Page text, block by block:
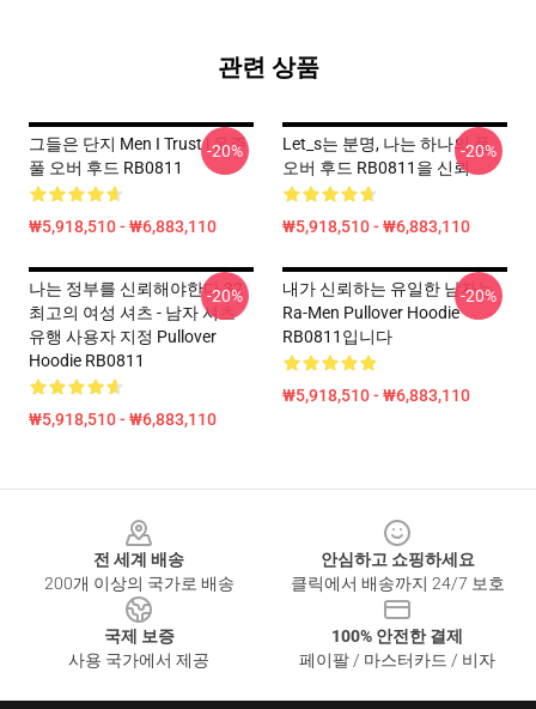
관련 상품
그들은 단지 Men I Trust | 음주
풀 오버 후드 RB0811
₩5,918,510 - ₩6,883,110
-20%
Let_s는 분명, 나는 하나의 풀
오버 후드 RB0811을 신뢰
₩5,918,510 - ₩6,883,110
-20%
나는 정부를 신뢰해야한다 32
최고의 여성 셔츠 - 남자 셔츠
유행 사용자 지정 Pullover
Hoodie RB0811
₩5,918,510 - ₩6,883,110
-20%
내가 신뢰하는 유일한 남자는
Ra-Men Pullover Hoodie
RB0811입니다
₩5,918,510 - ₩6,883,110
-20%
전 세계 배송
200개 이상의 국가로 배송
안심하고 쇼핑하세요
클릭에서 배송까지 24/7 보호
국제 보증
사용 국가에서 제공
100% 안전한 결제
페이팔 / 마스터카드 / 비자